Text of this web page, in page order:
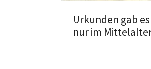
Urkunden gab
nur im